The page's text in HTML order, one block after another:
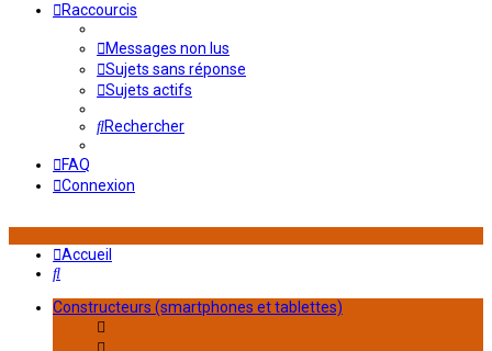
Raccourcis
Messages non lus
Sujets sans réponse
Sujets actifs
Rechercher
FAQ
Connexion
Accueil
Rechercher
Constructeurs (smartphones et tablettes)